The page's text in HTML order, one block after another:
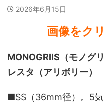
2026年6月15日
画像をク
MONOGRIIS（モノグ
レスタ（アリボリー）
■SS（36mm径）。5